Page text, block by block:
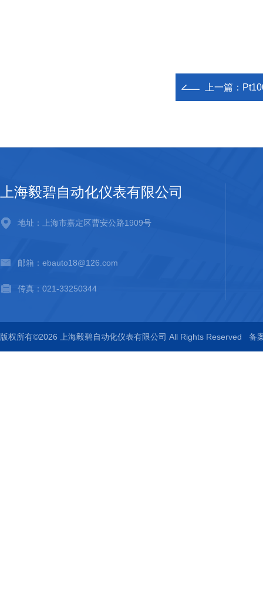
上一篇：
上海毅碧自动化仪表有限公司
地址：上海市嘉定区曹安公路1909号
邮箱：ebauto18@126.com
传真：021-33250344
版权所有©2026 上海毅碧自动化仪表有限公司 All Rights Reserved 备